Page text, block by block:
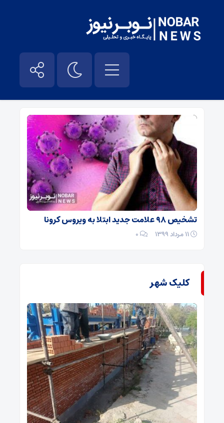
علائم گوارشی – نوبر نیوز
تشخیص ۹۸ علامت جدید ابتلا به ویروس کرونا
۰
کلیک شهر